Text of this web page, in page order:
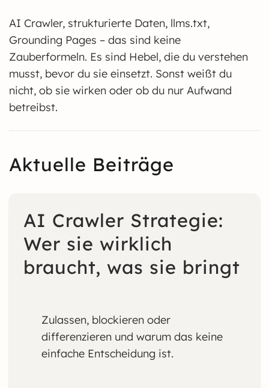
AI Crawler, strukturierte Daten, llms.txt,
Grounding Pages – das sind keine
Zauberformeln. Es sind Hebel, die du verstehen
musst, bevor du sie einsetzt. Sonst weißt du
nicht, ob sie wirken oder ob du nur Aufwand
betreibst.
Aktuelle Beiträge
AI Crawler Strategie:
Wer sie wirklich
braucht, was sie bringt
Zulassen, blockieren oder
differenzieren und warum das keine
einfache Entscheidung ist.